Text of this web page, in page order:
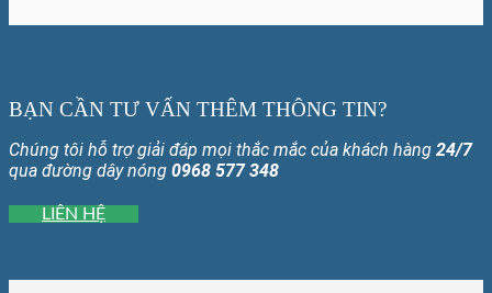
BẠN CẦN TƯ VẤN THÊM THÔNG TIN?
Chúng tôi hỗ trợ giải đáp mọi thắc mắc của khách hàng 24/7
qua đường dây nóng 0968 577 348
LIÊN HỆ